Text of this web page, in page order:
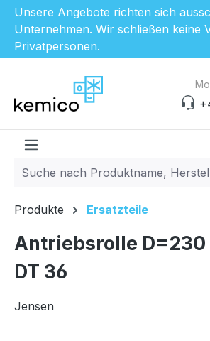
Unsere Angebote richten sich
Unternehmen. Wir schließen keine
Privatpersonen.
Zum Hauptinhalt springen
Produkte Ersatzteile
Antriebsrolle
DT 36
Jensen